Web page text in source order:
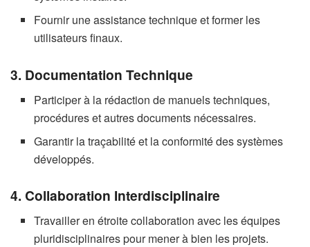
Fournir une assistance technique et former les
utilisateurs finaux.
3. Documentation Technique
Participer à la rédaction de manuels techniques,
procédures et autres documents nécessaires.
Garantir la traçabilité et la conformité des systèmes
développés.
4. Collaboration Interdisciplinaire
Travailler en étroite collaboration avec les équipes
pluridisciplinaires pour mener à bien les projets.